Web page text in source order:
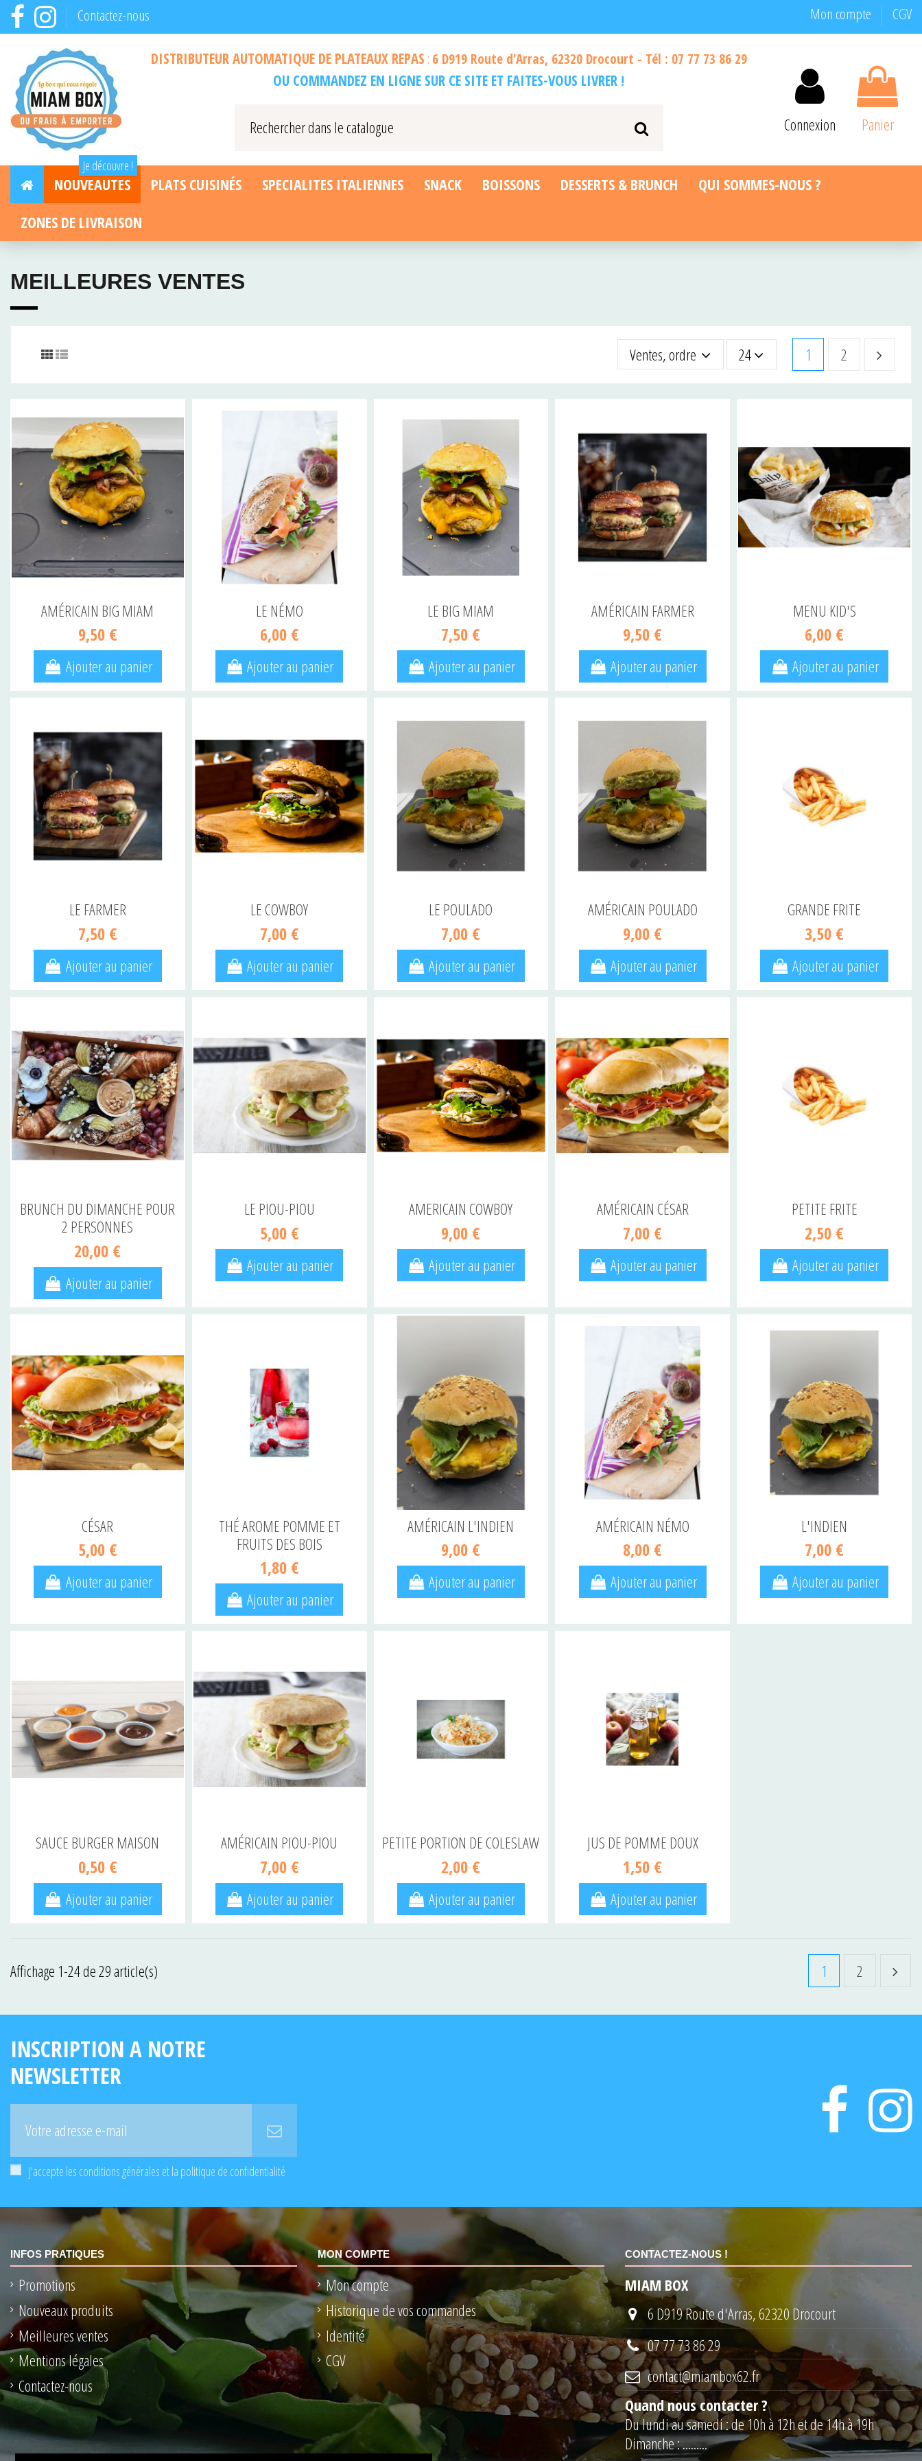
Contactez-nous Mon compte CGV
DISTRIBUTEUR AUTOMATIQUE DE PLATEAUX REPAS : 6 D919 Route d'Arras, 62320 Drocourt - Tél : 07 77 73 86 29
OU COMMANDEZ EN LIGNE SUR CE SITE ET FAITES-VOUS LIVRER !
Connexion Panier
NOUVEAUTES
Je découvre !
PLATS CUISINÉS SPECIALITES ITALIENNES SNACK BOISSONS DESSERTS & BRUNCH
QUI SOMMES-NOUS ?
ZONES DE LIVRAISON
MEILLEURES VENTES
Ventes, ordre décroissant
24 1 2
AMÉRICAIN BIG MIAM
9,50 €
Ajouter au panier
LE NÉMO
6,00 €
Ajouter au panier
LE BIG MIAM
7,50 €
Ajouter au panier
AMÉRICAIN FARMER
9,50 €
Ajouter au panier
MENU KID'S
6,00 €
Ajouter au panier
LE FARMER
7,50 €
Ajouter au panier
LE COWBOY
7,00 €
Ajouter au panier
LE POULADO
7,00 €
Ajouter au panier
AMÉRICAIN POULADO
9,00 €
Ajouter au panier
GRANDE FRITE
3,50 €
Ajouter au panier
BRUNCH DU DIMANCHE POUR
2 PERSONNES
20,00 €
Ajouter au panier
LE PIOU-PIOU
5,00 €
Ajouter au panier
AMERICAIN COWBOY
9,00 €
Ajouter au panier
AMÉRICAIN CÉSAR
7,00 €
Ajouter au panier
PETITE FRITE
2,50 €
Ajouter au panier
CÉSAR
5,00 €
Ajouter au panier
THÉ AROME POMME ET
FRUITS DES BOIS
1,80 €
Ajouter au panier
AMÉRICAIN L'INDIEN
9,00 €
Ajouter au panier
AMÉRICAIN NÉMO
8,00 €
Ajouter au panier
L'INDIEN
7,00 €
Ajouter au panier
SAUCE BURGER MAISON
0,50 €
Ajouter au panier
AMÉRICAIN PIOU-PIOU
7,00 €
Ajouter au panier
PETITE PORTION DE COLESLAW
2,00 €
Ajouter au panier
JUS DE POMME DOUX
1,50 €
Ajouter au panier
Affichage 1-24 de 29 article(s) 1 2
INSCRIPTION A NOTRE
NEWSLETTER
J'accepte les conditions générales et la politique de confidentialité
INFOS PRATIQUES
Promotions
Nouveaux produits
Meilleures ventes
Mentions légales
Contactez-nous
MON COMPTE
Mon compte
Historique de vos commandes
Identité
CGV
CONTACTEZ-NOUS !
MIAM BOX
6 D919 Route d'Arras, 62320 Drocourt
07 77 73 86 29
contact@miambox62.fr
Quand nous contacter ?
Du lundi au samedi : de 10h à 12h et de 14h à 19h
Dimanche : .........